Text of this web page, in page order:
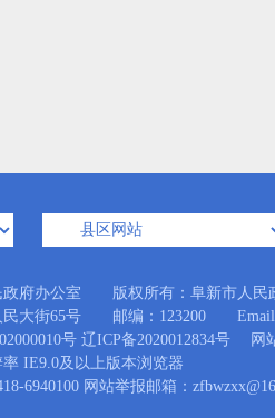
政府办公室 版权所有：阜新市人民
民大街65号 邮编：123200 Email
号 辽ICP备2020012834号 网站
IE9.0及以上版本浏览器
6940100 网站举报邮箱：